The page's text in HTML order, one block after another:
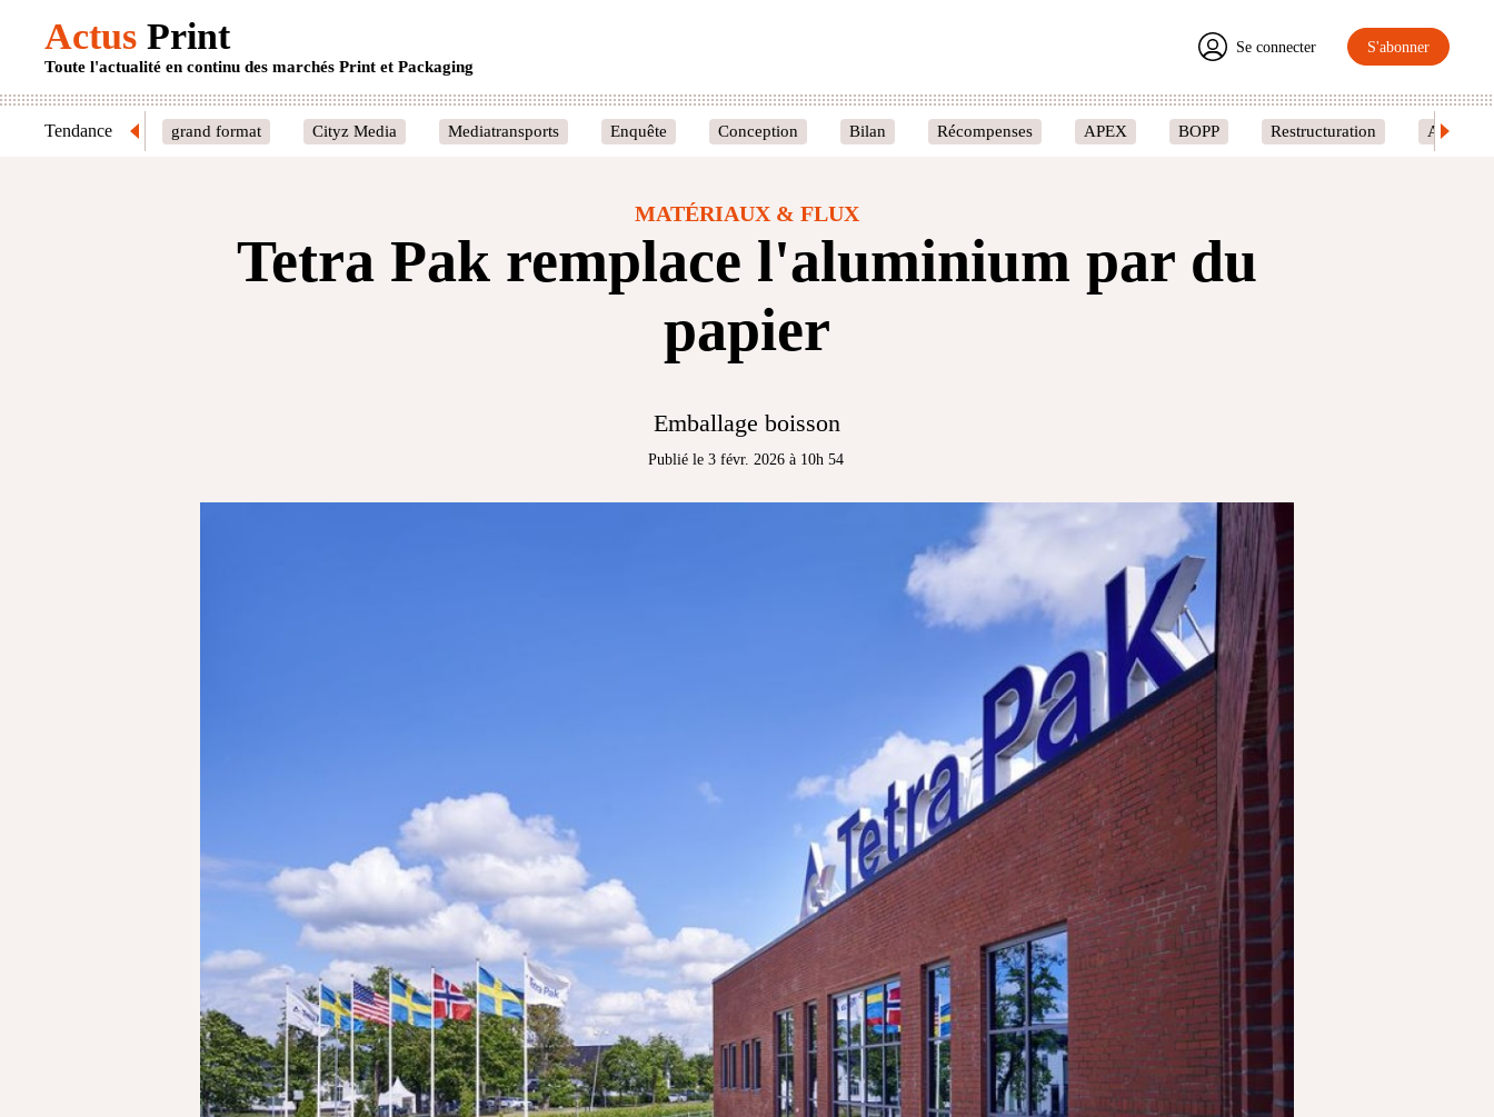
Actus Print
Toute l'actualité en continu des marchés Print et Packaging
Se connecter S'abonner
Tendance grand format Cityz Media Mediatransports Enquête Conception Bilan Récompenses APEX BOPP Restructuration Amcoir
MATÉRIAUX & FLUX
Tetra Pak remplace l'aluminium par du
papier
Emballage boisson
Publié le 3 févr. 2026 à 10h 54